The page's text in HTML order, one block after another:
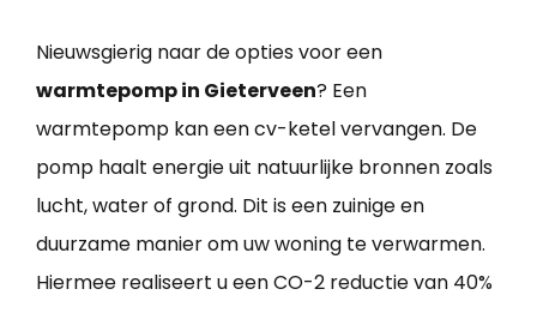
Nieuwsgierig naar de opties voor een
warmtepomp in Gieterveen? Een
warmtepomp kan een cv-ketel vervangen. De
pomp haalt energie uit natuurlijke bronnen zoals
lucht, water of grond. Dit is een zuinige en
duurzame manier om uw woning te verwarmen.
Hiermee realiseert u een CO-2 reductie van 40%